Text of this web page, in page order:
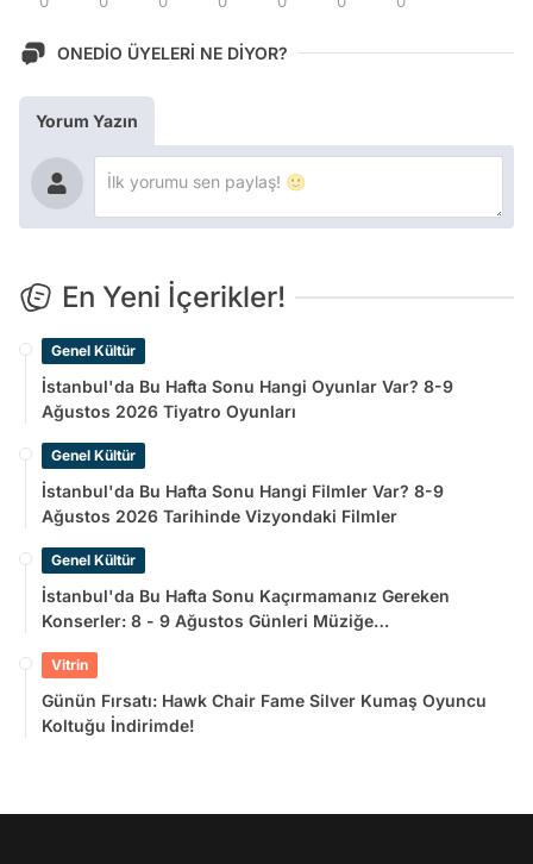
ONEDİO ÜYELERİ NE DİYOR?
Yorum Yazın
En Yeni İçerikler!
Genel Kültür
İstanbul'da Bu Hafta Sonu Hangi Oyunlar Var? 8-9
Ağustos 2026 Tiyatro Oyunları
Genel Kültür
İstanbul'da Bu Hafta Sonu Hangi Filmler Var? 8-9
Ağustos 2026 Tarihinde Vizyondaki Filmler
Genel Kültür
İstanbul'da Bu Hafta Sonu Kaçırmamanız Gereken
Konserler: 8 - 9 Ağustos Günleri Müziğe
Vitrin
Günün Fırsatı: Hawk Chair Fame Silver Kumaş Oyuncu
Koltuğu İndirimde!